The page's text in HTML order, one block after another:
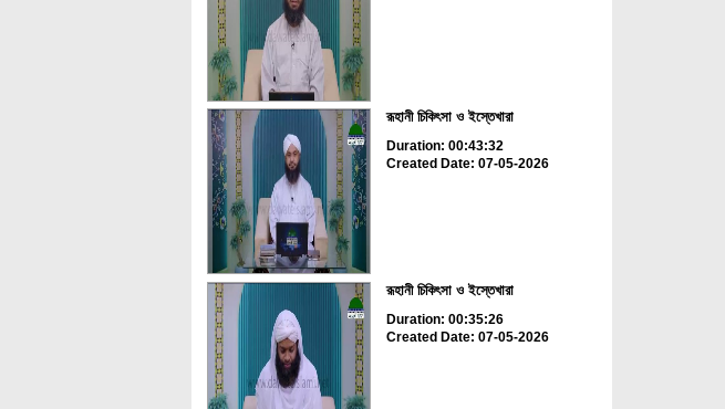
রূহানী চিকিৎসা ও ইস্তেখারা
Duration: 00:43:32
Created Date: 07-05-2026
রূহানী চিকিৎসা ও ইস্তেখারা
Duration: 00:35:26
Created Date: 07-05-2026